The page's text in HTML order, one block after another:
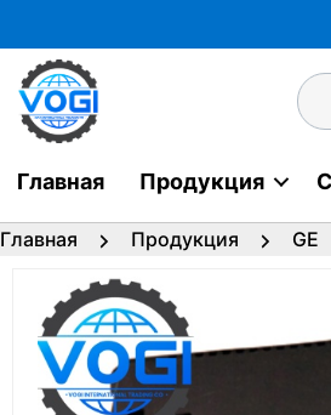
к
содержимому
Главная Продукция
Главная Продукция GE